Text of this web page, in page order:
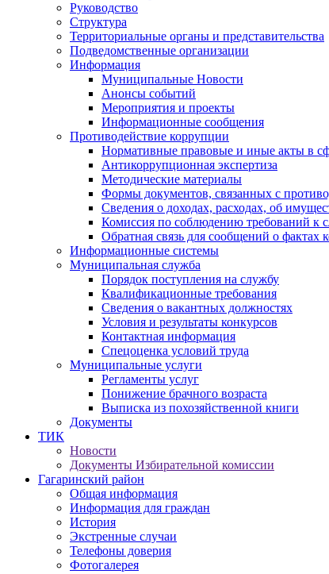
Руководство
Структура
Территориальные органы и представительства
Подведомственные организации
Информация
Муниципальные Новости
Анонсы событий
Мероприятия и проекты
Информационные сообщения
Противодействие коррупции
Нормативные правовые и иные акты в
Антикоррупционная экспертиза
Методические материалы
Формы документов, связанных с
Сведения о доходах, расходах, об
Комиссия по соблюдению требований к
Обратная связь для сообщений о фактах
Информационные системы
Муниципальная служба
Порядок поступления на службу
Квалификационные требования
Сведения о вакантных должностях
Условия и результаты конкурсов
Контактная информация
Спецоценка условий труда
Муниципальные услуги
Регламенты услуг
Понижение брачного возраста
Выписка из похозяйственной книги
Документы
ТИК
Новости
Документы Избирательной комиссии
Гагаринский район
Общая информация
Информация для граждан
История
Экстренные случаи
Телефоны доверия
Фотогалерея